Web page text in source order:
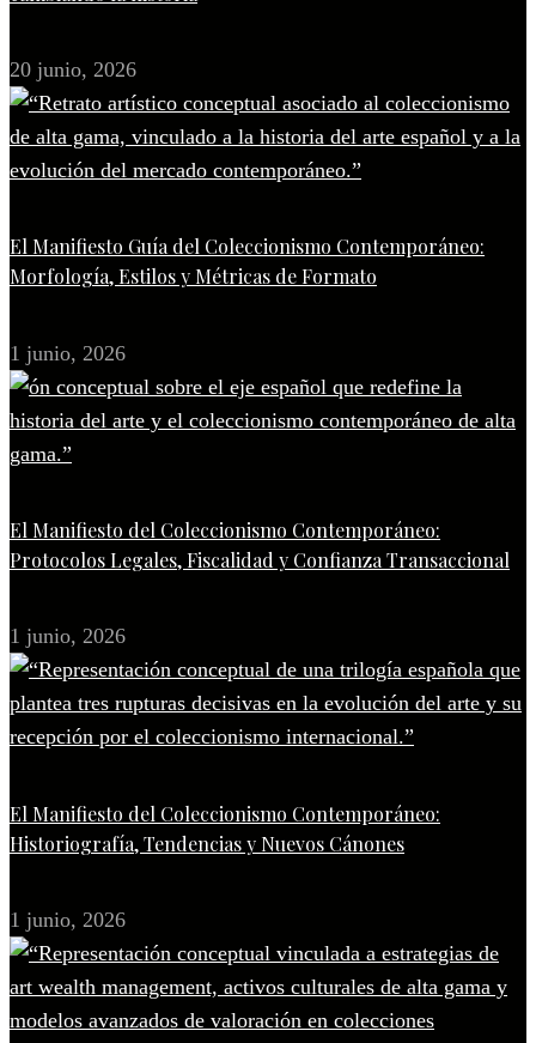
20 junio, 2026
El Manifiesto Guía del Coleccionismo Contemporáneo:
Morfología, Estilos y Métricas de Formato
1 junio, 2026
El Manifiesto del Coleccionismo Contemporáneo:
Protocolos Legales, Fiscalidad y Confianza Transaccional
1 junio, 2026
El Manifiesto del Coleccionismo Contemporáneo:
Historiografía, Tendencias y Nuevos Cánones
1 junio, 2026